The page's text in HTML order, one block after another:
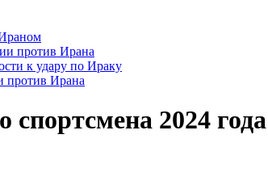
против Ирана
к удару по Ираку
против Ирана
спортсмена 2024 года